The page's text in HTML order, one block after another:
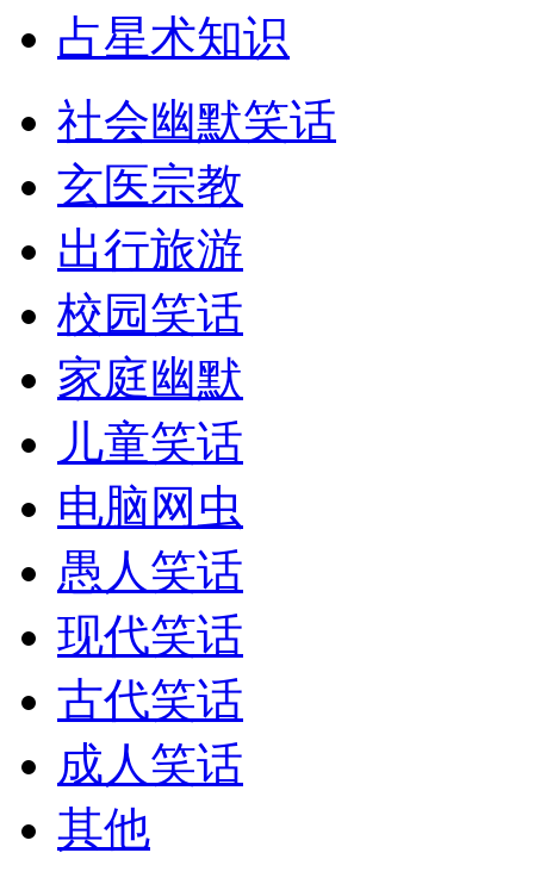
占星术知识
社会幽默笑话
玄医宗教
出行旅游
校园笑话
家庭幽默
儿童笑话
电脑网虫
愚人笑话
现代笑话
古代笑话
成人笑话
其他